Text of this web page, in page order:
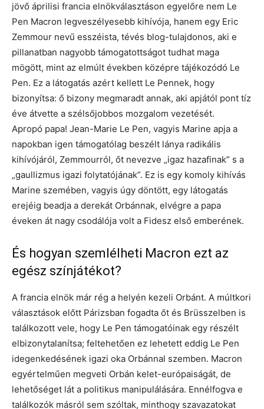
jövő áprilisi francia elnökválasztáson egyelőre nem Le
Pen Macron legveszélyesebb kihívója, hanem egy Eric
Zemmour nevű esszéista, tévés blog-tulajdonos, aki e
pillanatban nagyobb támogatottságot tudhat maga
mögött, mint az elmúlt években középre tájékozódó Le
Pen. Ez a látogatás azért kellett Le Pennek, hogy
bizonyítsa: ő bizony megmaradt annak, aki apjától pont tíz
éve átvette a szélsőjobbos mozgalom vezetését.
Apropó papa! Jean-Marie Le Pen, vagyis Marine apja a
napokban igen támogatólag beszélt lánya radikális
kihívójáról, Zemmourról, őt nevezve „igaz hazafinak” s a
„gaullizmus igazi folytatójának”. Ez is egy komoly kihívás
Marine szemében, vagyis úgy döntött, egy látogatás
erejéig beadja a derekát Orbánnak, elvégre a papa
éveken át nagy csodálója volt a Fidesz első emberének.
És hogyan szemlélheti Macron ezt az
egész színjátékot?
A francia elnök már rég a helyén kezeli Orbánt. A múltkori
választások előtt Párizsban fogadta őt és Brüsszelben is
találkozott vele, hogy Le Pen támogatóinak egy részélt
elbizonytalanítsa; feltehetően ez lehetett eddig Le Pen
idegenkedésének igazi oka Orbánnal szemben. Macron
egyértelműen megveti Orbán kelet-európaiságát, de
lehetőséget lát a politikus manipulálására. Ennélfogva e
találkozók másról sem szóltak, minthogy szavazatokat